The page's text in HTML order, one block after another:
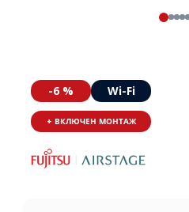
-6 % Wi-Fi
+ ВКЛЮЧЕН МОНТАЖ